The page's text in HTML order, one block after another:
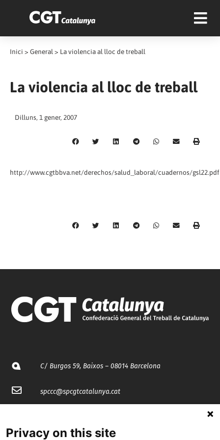
Inici > General > La violencia al lloc de treball
La violencia al lloc de treball
Dilluns, 1 gener, 2007
http://www.cgtbbva.net/derechos/salud_laboral/cuadernos/gsl22.pdf
C/ Burgos 59, Baixos – 08014 Barcelona
spccc@spcgtcatalunya.cat
Privacy on this site